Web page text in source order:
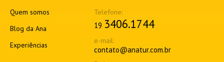
Quem somos
Blog da Ana
Experiências
19 3406.1744
contato@anatur.com.br